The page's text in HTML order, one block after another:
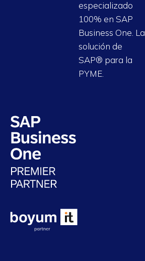
especializado
100% en SAP
Business One. La
solución de
SAP® para la
PYME.